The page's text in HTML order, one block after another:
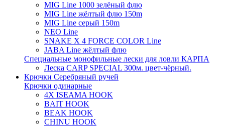
MIG Line 1000 зелёный флю
MIG Line жёлтый флю 150m
MIG Line серый 150m
NEO Line
SNAKE X 4 FORCE COLOR Line
JABA Line жёлтый флю
Специальные монофильные лески для ловли КАРПА
Леска CARP SPECIAL 300м. цвет-чёрный.
Крючки Серебряный ручей
Крючки одинарные
4X ISEAMA HOOK
BAIT HOOK
BEAK HOOK
CHINU HOOK